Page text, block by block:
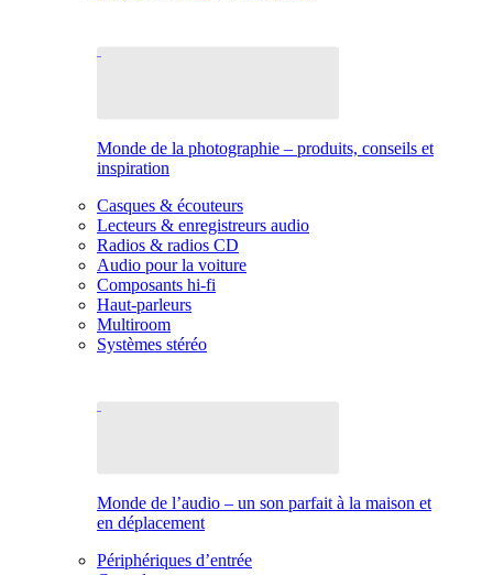
Monde de la photographie – produits, conseils et
inspiration
Casques & écouteurs
Lecteurs & enregistreurs audio
Radios & radios CD
Audio pour la voiture
Composants hi-fi
Haut-parleurs
Multiroom
Systèmes stéréo
Monde de l’audio – un son parfait à la maison et
en déplacement
Périphériques d’entrée